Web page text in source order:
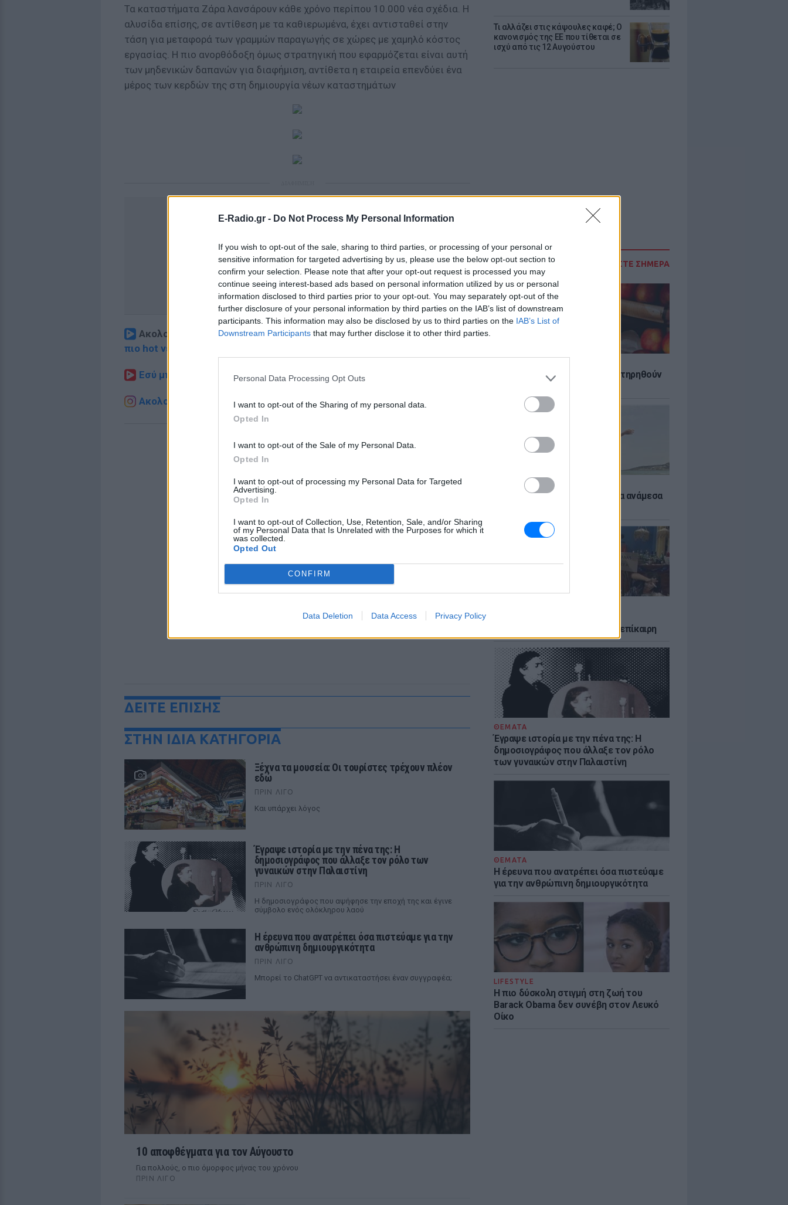
E-Radio.gr - Do Not Process My Personal Information
If you wish to opt-out of the sale, sharing to third parties, or processing of your personal or
sensitive information for targeted advertising by us, please use the below opt-out section to
confirm your selection. Please note that after your opt-out request is processed you may
continue seeing interest-based ads based on personal information utilized by us or personal
information disclosed to third parties prior to your opt-out. You may separately opt-out of the
further disclosure of your personal information by third parties on the IAB’s list of downstream
participants. This information may also be disclosed by us to third parties on the IAB’s List of
Downstream Participants that may further disclose it to other third parties.
Personal Data Processing Opt Outs
I want to opt-out of the Sharing of my personal data.
Opted In
I want to opt-out of the Sale of my Personal Data.
Opted In
I want to opt-out of processing my Personal Data for Targeted
Advertising.
Opted In
I want to opt-out of Collection, Use, Retention, Sale, and/or Sharing
of my Personal Data that Is Unrelated with the Purposes for which it
was collected.
Opted Out
CONFIRM
Data Deletion Data Access Privacy Policy
Τι αλλάζει στις κάψουλες καφέ; Ο
κανονισμός της ΕΕ που τίθεται σε
ισχύ από τις 12 Αυγούστου
ΔΙΑΒΑΣΤΕ ΣΗΜΕΡΑ
6 φρούτα που μπορουν να διατηρηθούν
Πώς να αποφύγεις το σύγκαμα ανάμεσα
νεοπλουτισμό και παραμένει επίκαιρη
ΘΕΜΑΤΑ
Έγραψε ιστορία με την πένα της: Η
δημοσιογράφος που άλλαξε τον ρόλο
των γυναικών στην Παλαιστίνη
ΘΕΜΑΤΑ
Η έρευνα που ανατρέπει όσα πιστεύαμε
για την ανθρώπινη δημιουργικότητα
LIFESTYLE
Η πιο δύσκολη στιγμή στη ζωή του
Barack Obama δεν συνέβη στον Λευκό
Οίκο
Τα καταστήματα Ζάρα λανσάρουν κάθε χρόνο περίπου 10.000 νέα σχέδια. Η
αλυσίδα επίσης, σε αντίθεση με τα καθιερωμένα, έχει αντισταθεί στην
τάση για μεταφορά των γραμμών παραγωγής σε χώρες με χαμηλό κόστος
εργασίας. Η πιο ανορθόδοξη όμως στρατηγική που εφαρμόζεται είναι αυτή
των μηδενικών δαπανών για διαφήμιση, αντίθετα η εταιρεία επενδύει ένα
μέρος των κερδών της στη δημιουργία νέων καταστημάτων
Ακολουθήστε το E-Radio.gr στοGoogle Newsκαι μάθετε πρώτοιτα
πιο hot νέα
Εσύ μπήκες στο E-Daily.gr; Τα νέα της ημέρας και ότι σου κάνει κλικ!
Ακολουθήστε το E-Radio.gr και στο Instagram
ΔΕΙΤΕ ΕΠΙΣΗΣ
ΣΤΗΝ ΙΔΙΑ ΚΑΤΗΓΟΡΙΑ
Ξέχνα τα μουσεία: Οι τουρίστες τρέχουν πλέον
εδώ
ΠΡΙΝ ΛΊΓΟ
Και υπάρχει λόγος
Έγραψε ιστορία με την πένα της: Η
δημοσιογράφος που άλλαξε τον ρόλο των
γυναικών στην Παλαιστίνη
ΠΡΙΝ ΛΊΓΟ
Η δημοσιογράφος που αψήφησε την εποχή της και έγινε
σύμβολο ενός ολόκληρου λαού
Η έρευνα που ανατρέπει όσα πιστεύαμε για την
ανθρώπινη δημιουργικότητα
ΠΡΙΝ ΛΊΓΟ
Mπορεί το ChatGPT να αντικαταστήσει έναν συγγραφέα;
10 αποφθέγματα για τον Αύγουστο
Για πολλούς, ο πιο όμορφος μήνας του χρόνου
ΠΡΙΝ ΛΊΓΟ